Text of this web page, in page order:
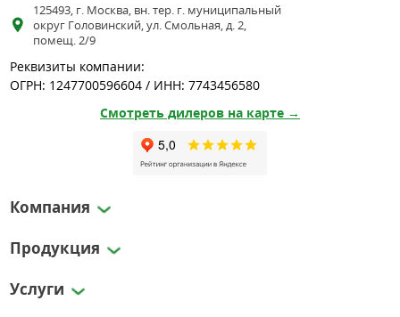
125493, г. Москва, вн. тер. г. муниципальный
округ Головинский, ул. Смольная, д. 2,
помещ. 2/9
Реквизиты компании:
ОГРН: 1247700596604 / ИНН: 7743456580
Смотреть дилеров на карте →
Компания
Продукция
Услуги